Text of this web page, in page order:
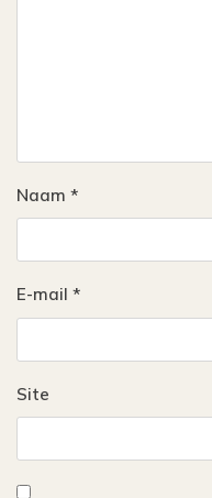
Naam *
E-mail *
Site